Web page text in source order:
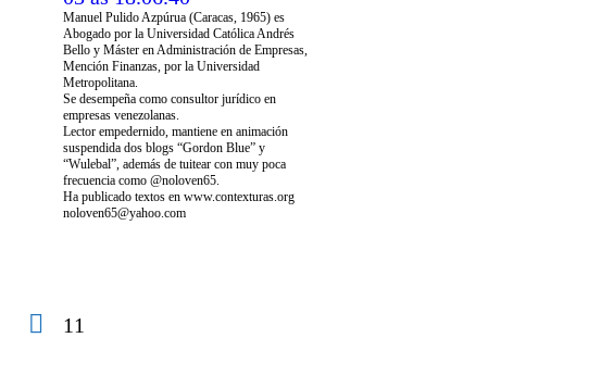
Manuel Pulido Azpúrua (Caracas, 1965) es
Abogado por la Universidad Católica Andrés
Bello y Máster en Administración de Empresas,
Mención Finanzas, por la Universidad
Metropolitana.
Se desempeña como consultor jurídico en
empresas venezolanas.
Lector empedernido, mantiene en animación
suspendida dos blogs “Gordon Blue” y
“Wulebal”, además de tuitear con muy poca
frecuencia como @noloven65.
Ha publicado textos en www.contexturas.org
noloven65@yahoo.com
11